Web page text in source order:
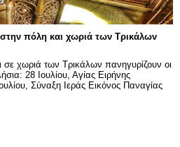
στην πόλη και χωριά των Τρικάλων
χωριά των Τρικάλων πανηγυρίζουν οι
28 Ιουλίου, Αγίας Ειρήνης
Σύναξη Ιεράς Εικόνος Παναγίας